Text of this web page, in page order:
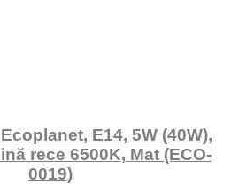
E14, 5W (40W),
rece 6500K, Mat (ECO-
0019)